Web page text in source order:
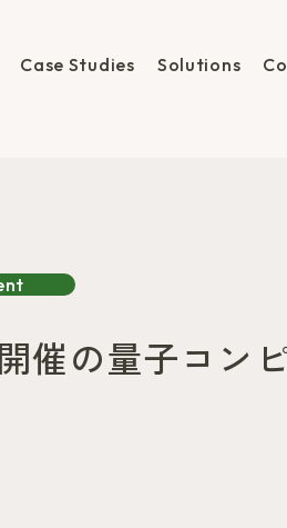
Case Studies Solutions
催の量子コン